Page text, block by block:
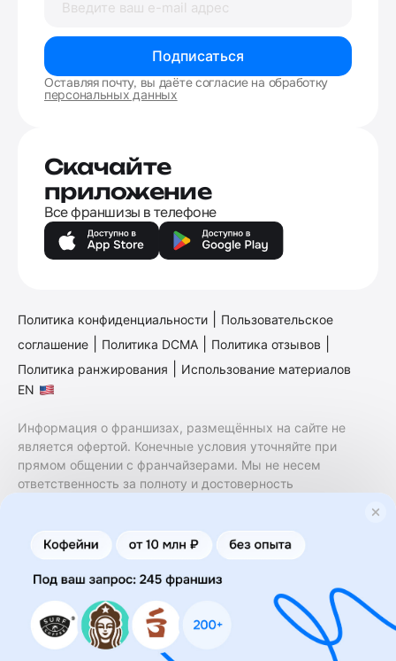
Подписаться
Оставляя почту, вы даёте согласие на обработку
персональных данных
Скачайте
приложение
Все франшизы в телефоне
Политика конфиденциальности
Пользовательское
соглашение
Политика DCMA Политика отзывов
Политика ранжирования
Использование материалов
EN
Информация о франшизах, размещённых на сайте не
является офертой. Конечные условия уточняйте при
прямом общении с франчайзерами. Мы не несем
ответственность за полноту и достоверность
финансовые услуги. Заключение договоров
коммерческой концессии (франчайзинга) осуществляется
правообладателями/их представителями. Бизнесменс.ру
не является посредником или представителем
правообладателя и не несет ответственность за условия
предоставления франшизы и действия лиц,
осуществленные на основании информации, имеющейся